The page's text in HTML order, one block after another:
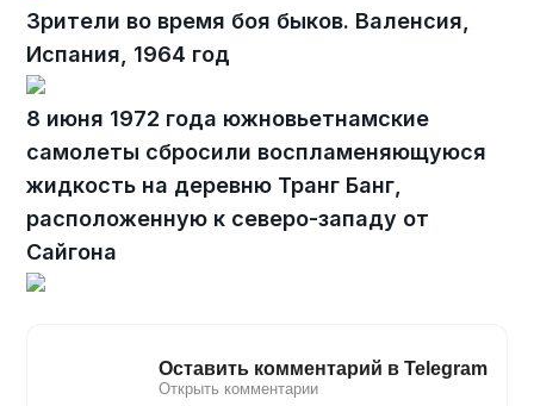
Зрители во время боя быков. Валенсия,
Испания, 1964 год
8 июня 1972 года южновьетнамские
самолеты сбросили воспламеняющуюся
жидкость на деревню Транг Банг,
расположенную к северо-западу от
Сайгона